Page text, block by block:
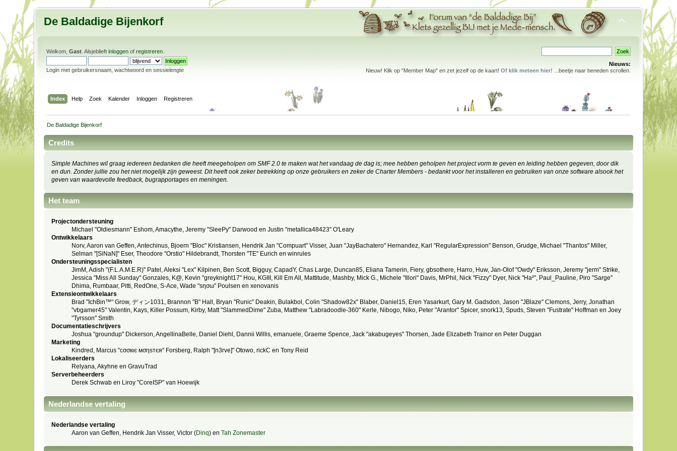
De Baldadige Bijenkorf
Welkom,Gast . Alsjeblieftinloggen ofregistreren
Login met gebruikersnaam, wachtwoord en sessielengte
Nieuws:
Nieuw! Klik op "Member Map" en zet jezelf op de kaart! Of klik meteen hier! ...beetje naar beneden scrollen.
Index Help Zoek Kalender Inloggen Registreren
De Baldadige Bijenkorf
Credits
Simple Machines wil graag iedereen bedanken die heeft meegeholpen om SMF 2.0 te maken wat het vandaag de dag is; mee hebben geholpen het project vorm te geven en leiding hebben gegeven, door dik
en dun. Zonder jullie zou het niet mogelijk zijn geweest. Dit heeft ook zeker betrekking op onze gebruikers en zeker de Charter Members - bedankt voor het installeren en gebruiken van onze software alsook het
geven van waardevolle feedback, bugrapportages en meningen.
Het team
Projectondersteuning
Michael "Oldiesmann" Eshom, Amacythe, Jeremy "SleePy" Darwood en Justin "metallica48423" O'Leary
Ontwikkelaars
Norv, Aaron van Geffen, Antechinus, Bjoern "Bloc" Kristiansen, Hendrik Jan "Compuart" Visser, Juan "JayBachatero" Hernandez, Karl "RegularExpression" Benson, Grudge, Michael "Thantos" Miller,
Selman "[SiNaN]" Eser, Theodore "Orstio" Hildebrandt, Thorsten "TE" Eurich en winrules
Ondersteuningsspecialisten
JimM, Adish "(F.L.A.M.E.R)" Patel, Aleksi "Lex" Kilpinen, Ben Scott, Bigguy, CapadY, Chas Large, Duncan85, Eliana Tamerin, Fiery, gbsothere, Harro, Huw, Jan-Olof "Owdy" Eriksson, Jeremy "jerm" Strike,
Jessica "Miss All Sunday" Gonzales, K@, Kevin "greyknight17" Hou, KGIII, Kill Em All, Mattitude, Mashby, Mick G., Michele "Illori" Davis, MrPhil, Nick "Fizzy" Dyer, Nick "Ha²", Paul_Pauline, Piro "Sarge"
Dhima, Rumbaar, Pitti, RedOne, S-Ace, Wade "sησω" Poulsen en xenovanis
Extensieontwikkelaars
Brad "IchBin™" Grow, ディン1031, Brannon "B" Hall, Bryan "Runic" Deakin, Bulakbol, Colin "Shadow82x" Blaber, Daniel15, Eren Yasarkurt, Gary M. Gadsdon, Jason "JBlaze" Clemons, Jerry, Jonathan
"vbgamer45" Valentin, Kays, Killer Possum, Kirby, Matt "SlammedDime" Zuba, Matthew "Labradoodle-360" Kerle, Nibogo, Niko, Peter "Arantor" Spicer, snork13, Spuds, Steven "Fustrate" Hoffman en Joey
"Tyrsson" Smith
Documentatieschrijvers
Joshua "groundup" Dickerson, AngellinaBelle, Daniel Diehl, Dannii Willis, emanuele, Graeme Spence, Jack "akabugeyes" Thorsen, Jade Elizabeth Trainor en Peter Duggan
Marketing
Kindred, Marcus "cσσкιє мσηѕтєя" Forsberg, Ralph "[n3rve]" Otowo, rickC en Tony Reid
Lokaliseerders
Relyana, Akyhne en GravuTrad
Serverbeheerders
Derek Schwab en Liroy "CoreISP" van Hoewijk
Nederlandse vertaling
Nederlandse vertaling
Aaron van Geffen, Hendrik Jan Visser, Victor (Dinq) enTah Zonemaster